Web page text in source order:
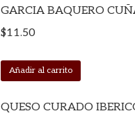
GARCIA BAQUERO
$11.50
Añadir al carrito
QUESO CURADO